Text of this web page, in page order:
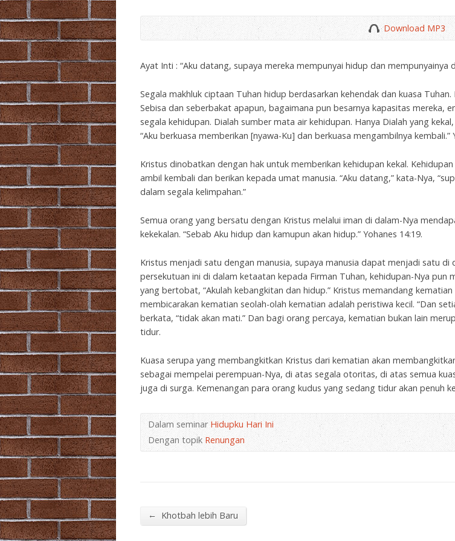
Download MP3
Ayat Inti : “Aku datang, supaya mereka mempunyai hidup dan mempunyainya
Segala makhluk ciptaan Tuhan hidup berdasarkan kehendak dan kuasa
Sebisa dan seberbakat apapun, bagaimana pun besarnya kapasitas mereka,
segala kehidupan. Dialah sumber mata air kehidupan. Hanya Dialah yang
“Aku berkuasa memberikan [nyawa-Ku] dan berkuasa mengambilnya kembali.”
Kristus dinobatkan dengan hak untuk memberikan kehidupan kekal.
ambil kembali dan berikan kepada umat manusia. “Aku datang,” kata-Nya,
dalam segala kelimpahan.”
Semua orang yang bersatu dengan Kristus melalui iman di dalam-Nya
kekekalan. “Sebab Aku hidup dan kamupun akan hidup.” Yohanes 14:19.
Kristus menjadi satu dengan manusia, supaya manusia dapat menjadi satu di
persekutuan ini di dalam ketaatan kepada Firman Tuhan, kehidupan-Nya pun
yang bertobat, “Akulah kebangkitan dan hidup.” Kristus memandang
membicarakan kematian seolah-olah kematian adalah peristiwa kecil. “Dan
berkata, “tidak akan mati.” Dan bagi orang percaya, kematian bukan lain
tidur.
Kuasa serupa yang membangkitkan Kristus dari kematian akan
sebagai mempelai perempuan-Nya, di atas segala otoritas, di atas semua
juga di surga. Kemenangan para orang kudus yang sedang tidur akan penuh
Dalam seminarHidupku Hari Ini
Dengan topikRenungan
← Khotbah lebih Baru